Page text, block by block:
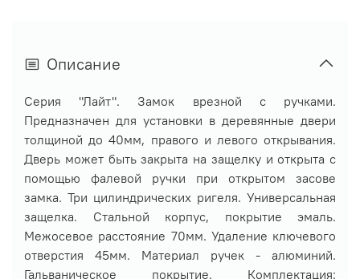
Описание
Серия "Лайт". Замок врезной с ручками.
Предназначен для установки в деревянные двери
толщиной до 40мм, правого и левого открывания.
Дверь может быть закрыта на защелку и открыта с
помощью фалевой ручки при открытом засове
замка. Три цилиндрических ригеля. Универсальная
защелка. Стальной корпус, покрытие эмаль.
Межосевое расстояние 70мм. Удаление ключевого
отверстия 45мм. Материал ручек - алюминий.
Гальваническое покрытие. Комплектация: